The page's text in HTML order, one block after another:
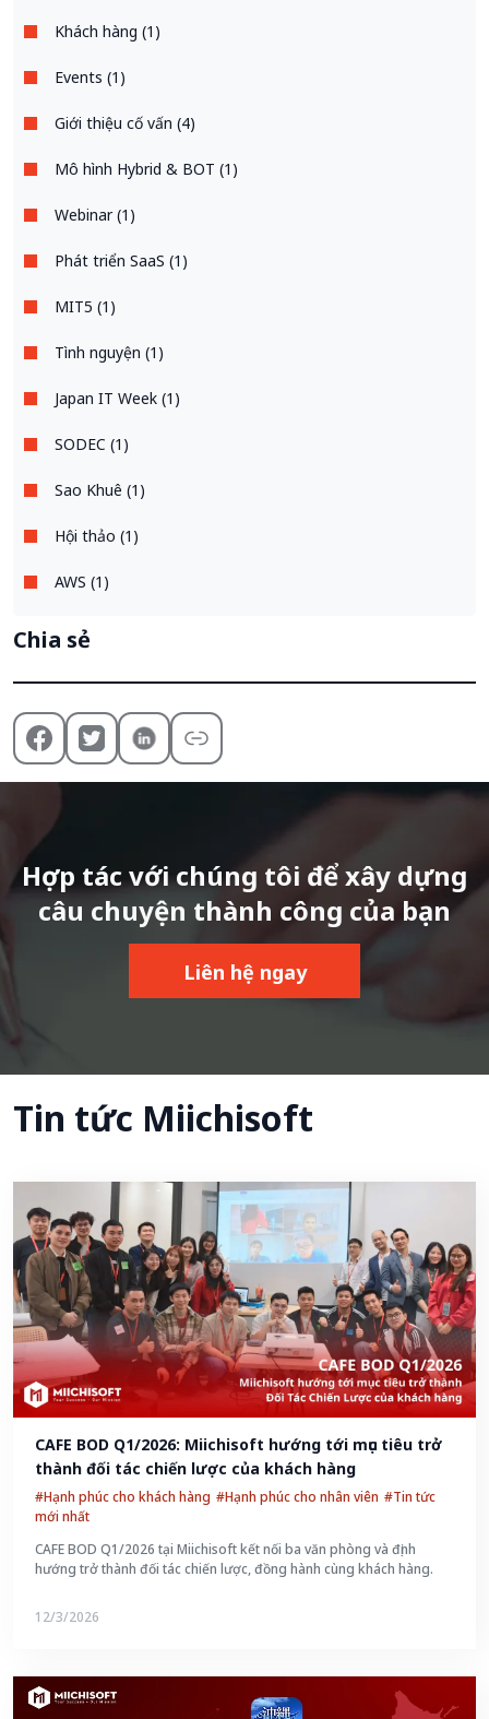
Khách hàng (1)
Events (1)
Giới thiệu cố vấn (4)
Mô hình Hybrid & BOT (1)
Webinar (1)
Phát triển SaaS (1)
MIT5 (1)
Tình nguyện (1)
Japan IT Week (1)
SODEC (1)
Sao Khuê (1)
Hội thảo (1)
AWS (1)
Chia sẻ
Hợp tác với chúng tôi để xây dựng
câu chuyện thành công của bạn
Liên hệ ngay
Tin tức Miichisoft
CAFE BOD Q1/2026: Miichisoft hướng tới mục tiêu trở
thành đối tác chiến lược của khách hàng
#Hạnh phúc cho khách hàng #Hạnh phúc cho nhân viên #Tin tức
mới nhất
CAFE BOD Q1/2026 tại Miichisoft kết nối ba văn phòng và định
hướng trở thành đối tác chiến lược, đồng hành cùng khách hàng.
12/3/2026